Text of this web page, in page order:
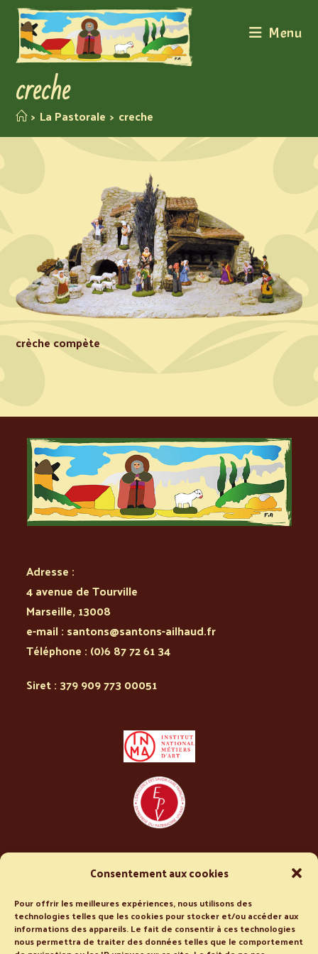
Consentement aux cookies
Pour offrir les meilleures expériences, nous utilisons des
technologies telles que les cookies pour stocker et/ou accéder aux
informations des appareils. Le fait de consentir à ces technologies
nous permettra de traiter des données telles que le comportement
Menu
creche
> La Pastorale > creche
crèche compète
Adresse :
4 avenue de Tourville
Marseille, 13008
e-mail : santons@santons-ailhaud.fr
Téléphone : (0)6 87 72 61 34
Siret : 379 909 773 00051
Conditions de vente
Politique de confidentialité